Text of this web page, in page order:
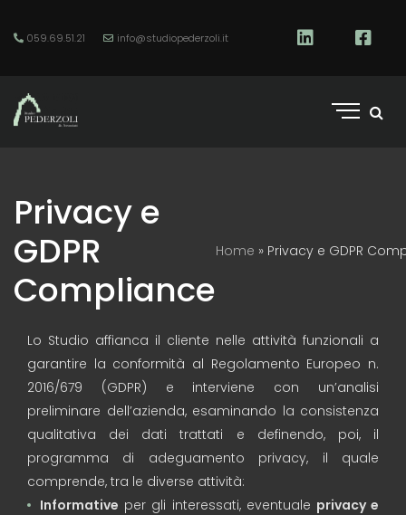
059.69.51.21 info@studiopederzoli.it
Privacy e
GDPR
Compliance
Home » Privacy e GDPR
Lo Studio affianca il cliente nelle attività funzionali a
garantire la conformità al Regolamento Europeo n.
2016/679 (GDPR) e interviene con un’analisi
preliminare dell’azienda, esaminando la consistenza
qualitativa dei dati trattati e definendo, poi, il
programma di adeguamento privacy, il quale
comprende, tra le diverse attività:
Informative per gli interessati, eventuale privacy e